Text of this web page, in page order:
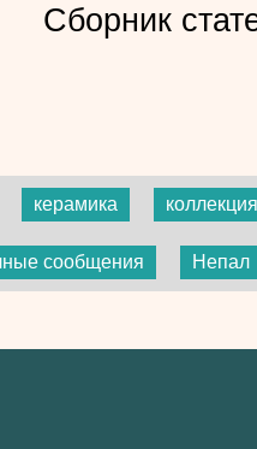
Сборник
керамика
сообщения Непал